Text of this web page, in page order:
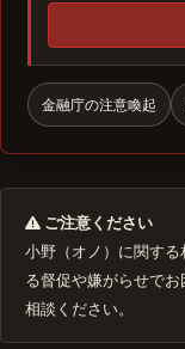
金融庁の注意喚起
ご注意ください
小野（オノ）に関す
る督促や嫌がらせで
相談ください。